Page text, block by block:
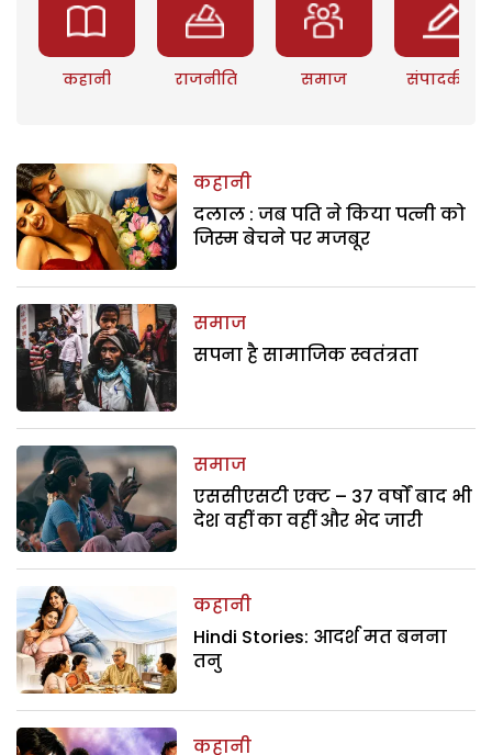
कहानी राजनीति समाज संपादकीय
कहानी
दलाल : जब पति ने किया पत्नी को
जिस्म बेचने पर मजबूर
समाज
सपना है सामाजिक स्वतंत्रता
समाज
एससीएसटी एक्ट – 37 वर्षों बाद भी
देश वहीं का वहीं और भेद जारी
कहानी
Hindi Stories: आदर्श मत बनना
तनु
कहानी